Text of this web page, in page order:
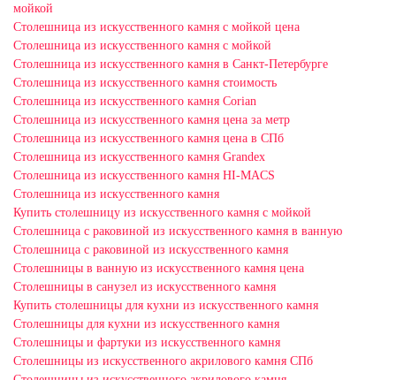
мойкой
Столешница из искусственного камня с мойкой цена
Столешница из искусственного камня с мойкой
Столешница из искусственного камня в Санкт-Петербурге
Столешница из искусственного камня стоимость
Столешница из искусственного камня Сorian
Столешница из искусственного камня цена за метр
Столешница из искусственного камня цена в СПб
Столешница из искусственного камня Grandex
Столешница из искусственного камня HI-MACS
Столешница из искусственного камня
Купить столешницу из искусственного камня с мойкой
Столешница с раковиной из искусственного камня в ванную
Столешница с раковиной из искусственного камня
Столешницы в ванную из искусственного камня цена
Столешницы в санузел из искусственного камня
Купить столешницы для кухни из искусственного камня
Столешницы для кухни из искусственного камня
Столешницы и фартуки из искусственного камня
Столешницы из искусственного акрилового камня СПб